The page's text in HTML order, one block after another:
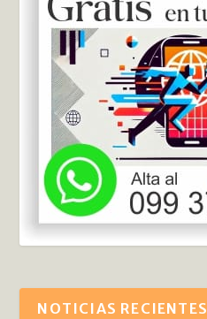
NOTICIAS RECIENTES